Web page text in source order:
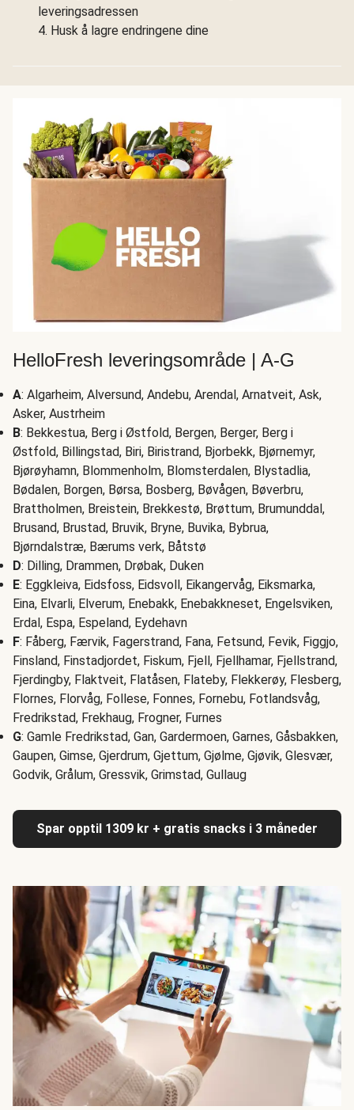
leveringsadressen
4. Husk å lagre endringene dine
HelloFresh leveringsområde | A-G
A: Algarheim, Alversund, Andebu, Arendal, Arnatveit, Ask,
Asker, Austrheim
B: Bekkestua, Berg i Østfold, Bergen, Berger, Berg i
Østfold, Billingstad, Biri, Biristrand, Bjorbekk, Bjørnemyr,
Bjørøyhamn, Blommenholm, Blomsterdalen, Blystadlia,
Bødalen, Borgen, Børsa, Bosberg, Bøvågen, Bøverbru,
Brattholmen, Breistein, Brekkestø, Brøttum, Brumunddal,
Brusand, Brustad, Bruvik, Bryne, Buvika, Bybrua,
Bjørndalstræ, Bærums verk, Båtstø
D: Dilling, Drammen, Drøbak, Duken
E: Eggkleiva, Eidsfoss, Eidsvoll, Eikangervåg, Eiksmarka,
Eina, Elvarli, Elverum, Enebakk, Enebakkneset, Engelsviken,
Erdal, Espa, Espeland, Eydehavn
F: Fåberg, Færvik, Fagerstrand, Fana, Fetsund, Fevik, Figgjo,
Finsland, Finstadjordet, Fiskum, Fjell, Fjellhamar, Fjellstrand,
Fjerdingby, Flaktveit, Flatåsen, Flateby, Flekkerøy, Flesberg,
Flornes, Florvåg, Follese, Fonnes, Fornebu, Fotlandsvåg,
Fredrikstad, Frekhaug, Frogner, Furnes
G: Gamle Fredrikstad, Gan, Gardermoen, Garnes, Gåsbakken,
Gaupen, Gimse, Gjerdrum, Gjettum, Gjølme, Gjøvik, Glesvær,
Godvik, Grålum, Gressvik, Grimstad, Gullaug
Spar opptil 1309 kr + gratis snacks i 3 måneder